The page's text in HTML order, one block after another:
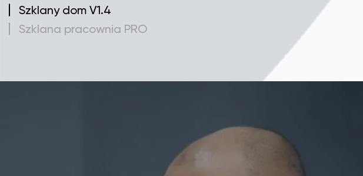
Szklany dom V1.4
Szklana pracownia PRO